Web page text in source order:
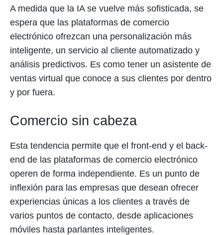
A medida que la IA se vuelve más sofisticada, se
espera que las plataformas de comercio
electrónico ofrezcan una personalización más
inteligente, un servicio al cliente automatizado y
análisis predictivos. Es como tener un asistente de
ventas virtual que conoce a sus clientes por dentro
y por fuera.
Comercio sin cabeza
Esta tendencia permite que el front-end y el back-
end de las plataformas de comercio electrónico
operen de forma independiente. Es un punto de
inflexión para las empresas que desean ofrecer
experiencias únicas a los clientes a través de
varios puntos de contacto, desde aplicaciones
móviles hasta parlantes inteligentes.